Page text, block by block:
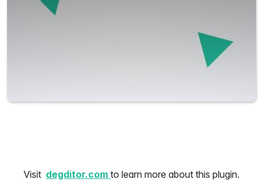
Visit degditor.com to learn more about this plugin.